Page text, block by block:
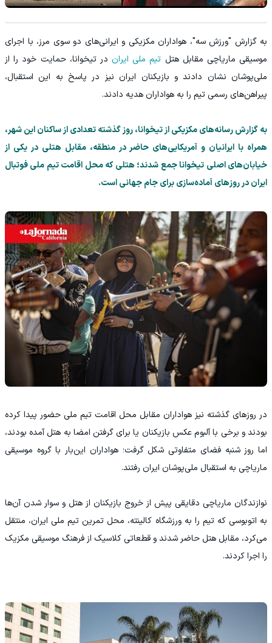
به گزارش "ورزش سه"، هواداران مکزیکی و ایرانی‌های دو سوی مرز، با اجرای
موسیقی ماریاچی مقابل هتل تیم ملی ایران در تیخوانا، حمایت خود را از
ملی‌پوشان نشان دادند و بازیکنان ایران نیز در پاسخ به این استقبال،
پیراهن‌های رسمی تیم را به هواداران هدیه دادند.
به گزارش رسانه‌های مکزیکی از تیخوانا، روز گذشته تعدادی از ساکنان این شهر،
همراه با ایرانیان و آمریکایی‌های حاضر در منطقه، مقابل هتلی در یکی از
خیابان‌های اصلی تیخوانا جمع شدند؛ هتلی که محل اقامت تیم ملی فوتبال
ایران در روزهای آماده‌سازی برای جام جهانی است.
در روزهای گذشته نیز هواداران مقابل محل اقامت تیم ملی حضور پیدا کرده
بودند و برخی با آلبوم عکس بازیکنان یا برای گرفتن امضا به هتل آمده بودند،
اما روز شنبه فضای متفاوتی شکل گرفت؛ هواداران این‌بار با گروه موسیقی
ماریاچی به استقبال ملی‌پوشان ایران رفتند.
نوازندگان ماریاچی دقایقی پیش از خروج بازیکنان از هتل و سوار شدن آن‌ها
به اتوبوسی که تیم را به ورزشگاه کالینته، محل تمرین تیم ملی ایران، منتقل
می‌کرد، مقابل هتل حاضر شدند و قطعاتی کلاسیک از فرهنگ موسیقی مکزیک
را اجرا کردند.